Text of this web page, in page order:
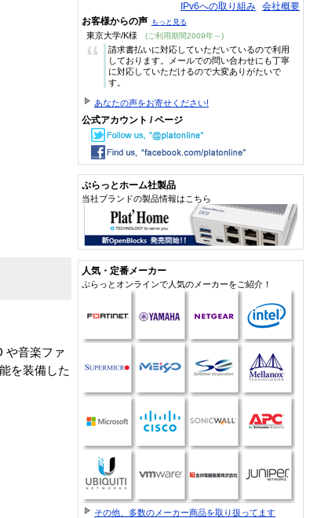
や音楽ファ
を装備した
IPv6への取り組み 会社概要
お客様からの声 もっと見る
東京大学/K様 (ご利用期間2009年～)
“
請求書払いに対応していただいているので利用
しております。メールでの問い合わせにも丁寧
に対応していただけるので大変ありがたいで
す。
あなたの声をお寄せください!
公式アカウント / ページ
ぷらっとホーム社製品
当社ブランドの製品情報はこちら
人気・定番メーカー
ぷらっとオンラインで人気のメーカーをご紹介！
その他、多数のメーカー商品を取り扱ってます